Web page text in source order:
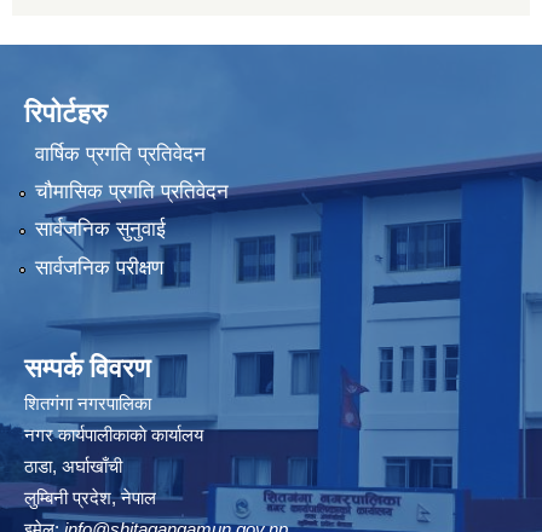
रिपोर्टहरु
वार्षिक प्रगति प्रतिवेदन
चौमासिक प्रगति प्रतिवेदन
सार्वजनिक सुनुवाई
सार्वजनिक परीक्षण
सम्पर्क विवरण
शितगंगा नगरपालिका
नगर कार्यपालीकाकाे कार्यालय
ठाडा, अर्घाखाँची
लुम्बिनी प्रदेश, नेपाल